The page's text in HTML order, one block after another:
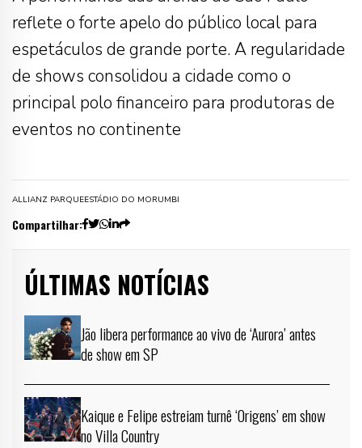
reflete o forte apelo do público local para
espetáculos de grande porte. A regularidade
de shows consolidou a cidade como o
principal polo financeiro para produtoras de
eventos no continente
ALLIANZ PARQUEESTÁDIO DO MORUMBI
Compartilhar:
ÚLTIMAS NOTÍCIAS
Jão libera performance ao vivo de ‘Aurora’ antes
de show em SP
Kaique e Felipe estreiam turnê ‘Origens’ em show
no Villa Country